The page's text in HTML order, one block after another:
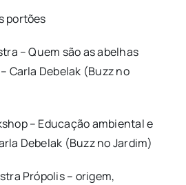
portões
– Quem são as abelhas
Carla Debelak (Buzz no
– Educação ambiental e
Debelak (Buzz no Jardim)
Própolis – origem,